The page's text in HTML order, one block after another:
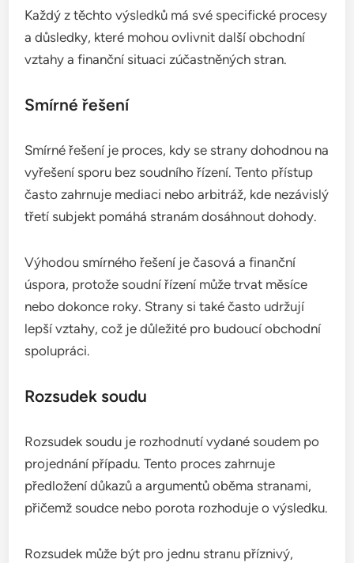
Každý z těchto výsledků má své specifické procesy
a důsledky, které mohou ovlivnit další obchodní
vztahy a finanční situaci zúčastněných stran.
Smírné řešení
Smírné řešení je proces, kdy se strany dohodnou na
vyřešení sporu bez soudního řízení. Tento přístup
často zahrnuje mediaci nebo arbitráž, kde nezávislý
třetí subjekt pomáhá stranám dosáhnout dohody.
Výhodou smírného řešení je časová a finanční
úspora, protože soudní řízení může trvat měsíce
nebo dokonce roky. Strany si také často udržují
lepší vztahy, což je důležité pro budoucí obchodní
spolupráci.
Rozsudek soudu
Rozsudek soudu je rozhodnutí vydané soudem po
projednání případu. Tento proces zahrnuje
předložení důkazů a argumentů oběma stranami,
přičemž soudce nebo porota rozhoduje o výsledku.
Rozsudek může být pro jednu stranu příznivý,